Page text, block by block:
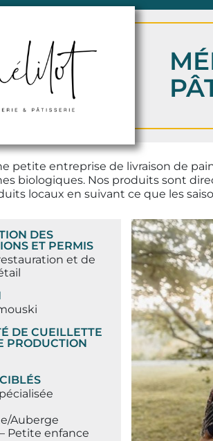
petite entreprise de livraison de
biologiques. Nos produits sont
locaux en suivant ce que les
DES
ET PERMIS
et de
DE CUEILLETTE
PRODUCTION
Auberge
Petite enfance